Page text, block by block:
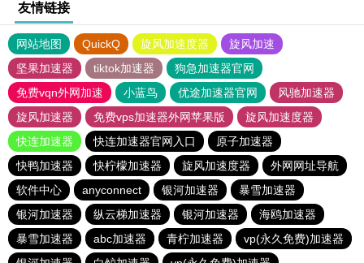
友情链接
网站地图 QuickQ 旋风加速度器
旋风加速
坚果加速器
tiktok加速器
狗急加速器官网
免费vqn外网加速
小蓝鸟 优途加速器官网
风驰加速器
旋风加速器
免费vps加速器外网苹果版
旋风加速度器
快连加速器
快连加速器官网入口
原子加速器
快鸭加速器
快柠檬加速器 旋风加速度器
外网网址导航
软件中心
anyconnect 银河加速器
暴雪加速器
银河加速器
纵云梯加速器 银河加速器
海鸥加速器
暴雪加速器
abc加速器 青柠加速器
vp(永久免费)加速器